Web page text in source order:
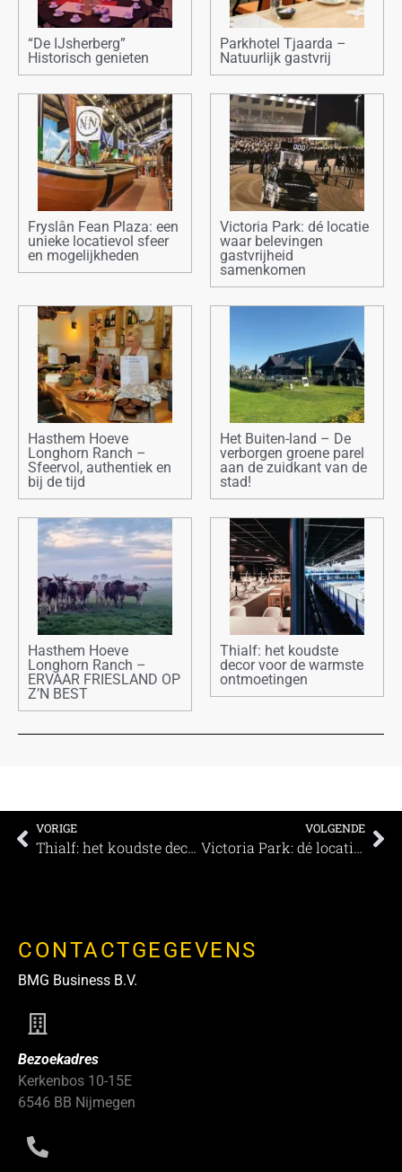
“De IJsherberg”
Historisch genieten
Parkhotel Tjaarda –
Natuurlijk gastvrij
Fryslân Fean Plaza: een
unieke locatievol sfeer
en mogelijkheden
Victoria Park: dé locatie
waar belevingen
gastvrijheid
samenkomen
Hasthem Hoeve
Longhorn Ranch –
Sfeervol, authentiek en
bij de tijd
Het Buiten-land – De
verborgen groene parel
aan de zuidkant van de
stad!
Hasthem Hoeve
Longhorn Ranch –
ERVAAR FRIESLAND OP
Z’N BEST
Thialf: het koudste
decor voor de warmste
ontmoetingen
VORIGE
Thialf: het koudste decor voor de warmste ontmoetingen
VOLGENDE
Victoria Park: dé locatie waar belevingen gastvrijheid samenkomen
CONTACTGEGEVENS
BMG Business B.V.
Bezoekadres
Kerkenbos 10-15E
6546 BB Nijmegen